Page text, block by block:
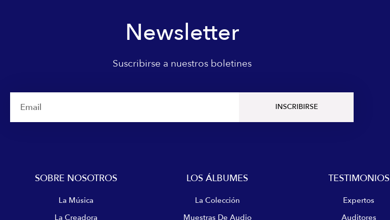
Newsletter
Suscribirse a nuestros boletines
INSCRIBIRSE
SOBRE NOSOTROS
La Música
La Creadora
LOS ÁLBUMES
La Colección
Muestras De Audio
TESTIMONIOS
Expertos
Auditores